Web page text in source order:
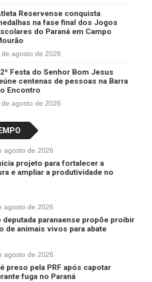
Reservense conquista
na fase final dos Jogos
do Paraná em Campo
de agosto de 2026
Festa do Senhor Bom Jesus
centenas de pessoas na Barra
Encontro
de agosto de 2026
agosto de 2026
projeto para fortalecer a
e ampliar a produtividade no
agosto de 2026
deputada paranaense propõe proibir
de animais vivos para abate
agosto de 2026
preso pela PRF após capotar
fuga no Paraná